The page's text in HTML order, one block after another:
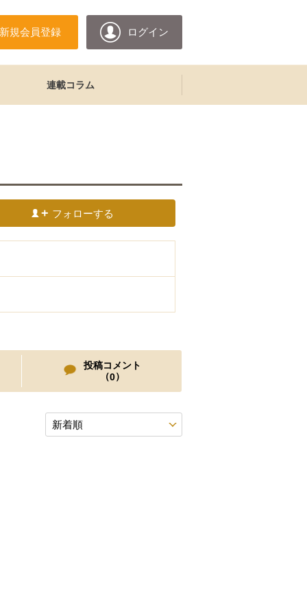
新規会員登録 ログイン
連載コラム
フォローする
投稿コメント
（0）